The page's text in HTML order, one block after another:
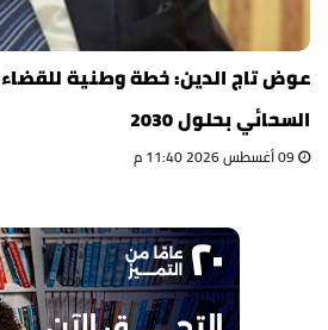
عوض تاج الدين: خطة وطنية للقضاء
السحائي بحلول 2030